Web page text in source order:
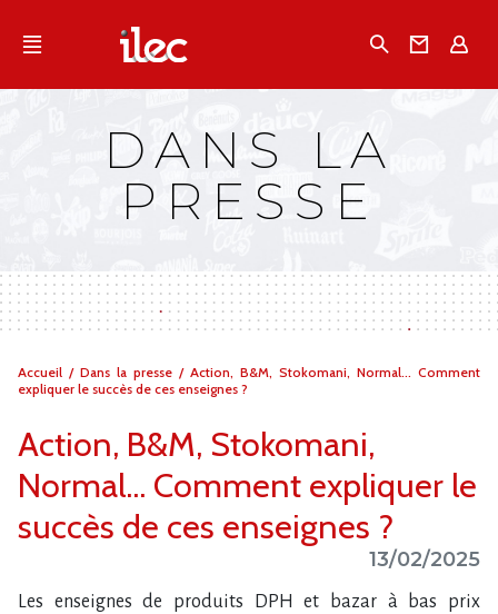
Qu'est-ce que l’Ilec
Campagnes multimarques
Dans la presse
DANS LA
PRESSE
Vous
êtes
Accueil / Dans la presse / Action, B&M, Stokomani, Normal... Comment
expliquer le succès de ces enseignes ?
Action, B&M, Stokomani,
Normal... Comment expliquer le
succès de ces enseignes ?
13/02/2025
Les enseignes de produits DPH et bazar à bas prix